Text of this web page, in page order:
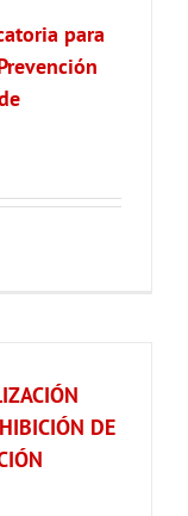
para
DE